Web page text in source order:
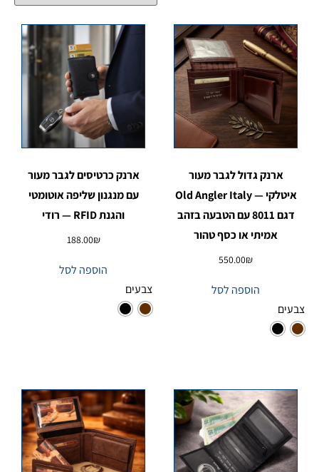
ארנק גדול לגבר מעור
איטלקי — Old Angler Italy
דגם 8011 עם הטבעה בזהב
אמיתי או כסף טהור
550.00₪
הוספה לסל
צבעים
ארנק כרטיסים לגבר מעור
עם מנגנון שליפה אוטומטי
והגנת RFID — רודי
188.00₪
הוספה לסל
צבעים